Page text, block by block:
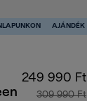
AJÁNDÉK
249 990 Ft
309 990 Ft